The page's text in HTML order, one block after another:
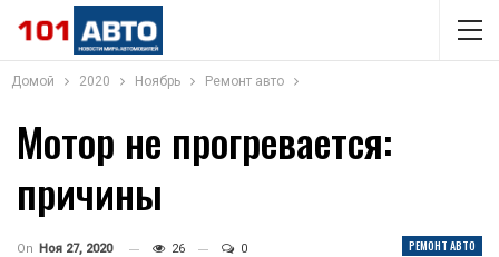
Домой 2020 Ноябрь Ремонт авто
Мотор не прогревается:
причины
РЕМОНТ АВТО
On Ноя 27, 2020 26 0